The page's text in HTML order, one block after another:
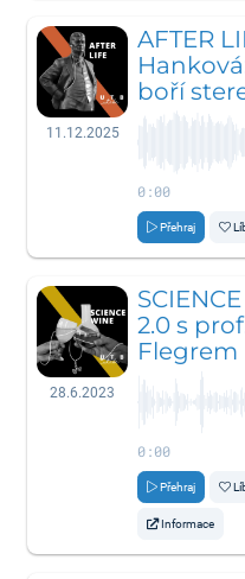
11.12.2025
AFTER
boří
0:00
Přehraj
28.6.2023
2.0 s
Flegrem
0:00
Přehraj
Informace